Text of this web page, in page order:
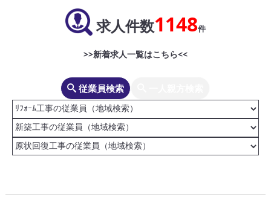
求人件数1148件
>>新着求人一覧はこちら<<
従業員検索